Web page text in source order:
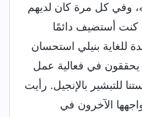
وفي كل مرة كان لديهم
كنت أستضيف دائمًا
للغاية بنيلي استحسان
يحققون في فعالية عمل
للتبشير بالإنجيل. رأيت
الآخرون في